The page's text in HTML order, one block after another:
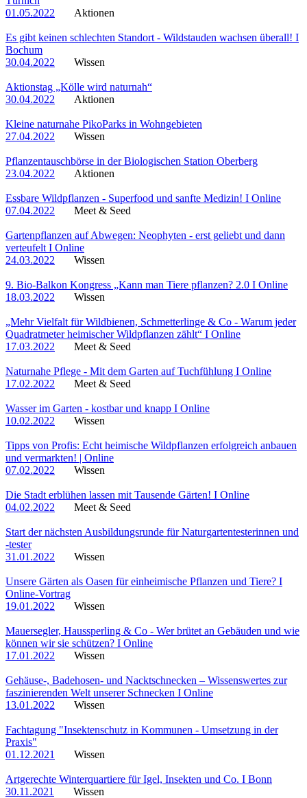
01.05.2022
Aktionen
Es gibt keinen schlechten Standort - Wildstauden wachsen überall! I
Bochum
30.04.2022
Wissen
Aktionstag „Kölle wird naturnah“
30.04.2022
Aktionen
Kleine naturnahe PikoParks in Wohngebieten
27.04.2022
Wissen
Pflanzentauschbörse in der Biologischen Station Oberberg
23.04.2022
Aktionen
Essbare Wildpflanzen - Superfood und sanfte Medizin! I Online
07.04.2022
Meet & Seed
Gartenpflanzen auf Abwegen: Neophyten - erst geliebt und dann
verteufelt I Online
24.03.2022
Wissen
9. Bio-Balkon Kongress „Kann man Tiere pflanzen? 2.0 I Online
18.03.2022
Wissen
„Mehr Vielfalt für Wildbienen, Schmetterlinge & Co - Warum jeder
Quadratmeter heimischer Wildpflanzen zählt“ I Online
17.03.2022
Meet & Seed
Naturnahe Pflege - Mit dem Garten auf Tuchfühlung I Online
17.02.2022
Meet & Seed
Wasser im Garten - kostbar und knapp I Online
10.02.2022
Wissen
Tipps von Profis: Echt heimische Wildpflanzen erfolgreich anbauen
und vermarkten! | Online
07.02.2022
Wissen
Die Stadt erblühen lassen mit Tausende Gärten! I Online
04.02.2022
Meet & Seed
Start der nächsten Ausbildungsrunde für Naturgartentesterinnen und
-tester
31.01.2022
Wissen
Unsere Gärten als Oasen für einheimische Pflanzen und Tiere? I
Online-Vortrag
19.01.2022
Wissen
Mauersegler, Haussperling & Co - Wer brütet an Gebäuden und wie
können wir sie schützen? I Online
17.01.2022
Wissen
Gehäuse-, Badehosen- und Nacktschnecken – Wissenswertes zur
faszinierenden Welt unserer Schnecken I Online
13.01.2022
Wissen
Fachtagung "Insektenschutz in Kommunen - Umsetzung in der
Praxis"
01.12.2021
Wissen
Artgerechte Winterquartiere für Igel, Insekten und Co. I Bonn
30.11.2021
Wissen